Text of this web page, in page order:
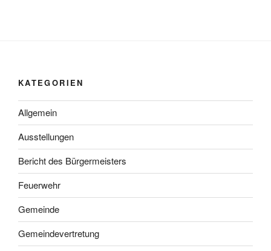
KATEGORIEN
Allgemein
Ausstellungen
Bericht des Bürgermeisters
Feuerwehr
Gemeinde
Gemeindevertretung